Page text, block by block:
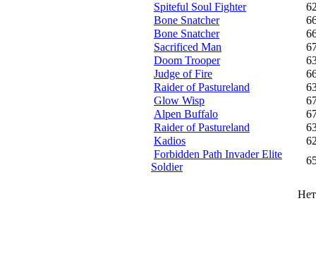
Spiteful Soul Fighter
Bone Snatcher
Bone Snatcher
Sacrificed Man
Doom Trooper
Judge of Fire
Raider of Pastureland
Glow Wisp
Alpen Buffalo
Raider of Pastureland
Kadios
Forbidden Path Invader Elite
Soldier
Нет